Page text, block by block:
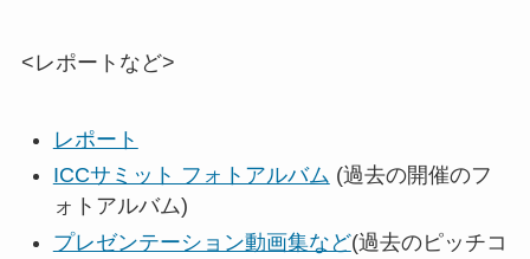
<レポートなど>
レポート
ICCサミット フォトアルバム (過去の開催のフ
ォトアルバム)
プレゼンテーション動画集など(過去のピッチコ